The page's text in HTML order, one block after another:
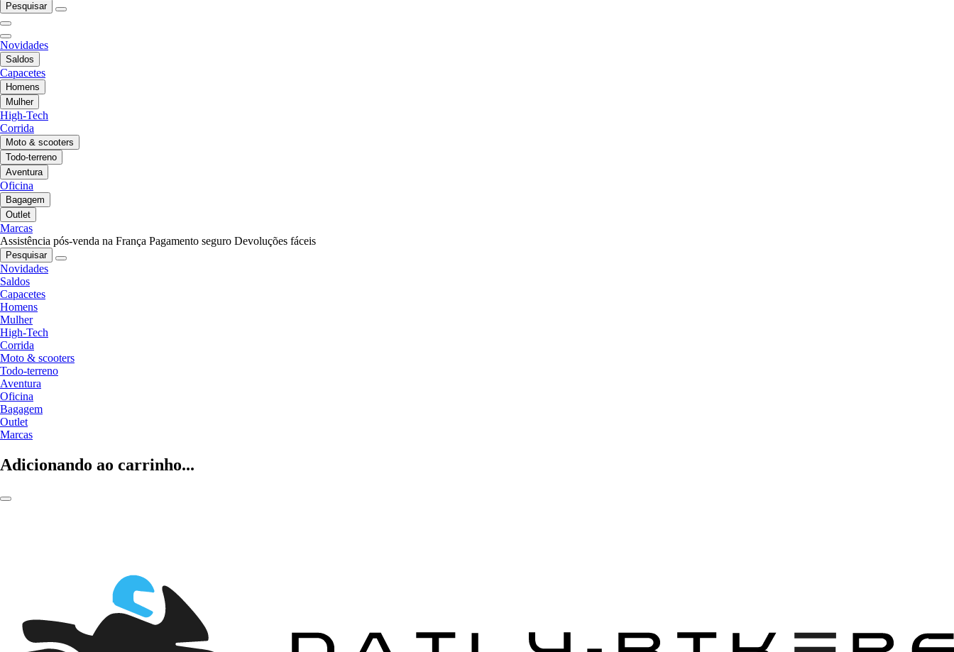
Pesquisar
Novidades
Saldos
Capacetes
Homens
Mulher
High-Tech
Corrida
Moto & scooters
Todo-terreno
Aventura
Oficina
Bagagem
Outlet
Marcas
Assistência pós-venda na França Pagamento seguro Devoluções fáceis
Pesquisar
Novidades
Saldos
Capacetes
Homens
Mulher
High-Tech
Corrida
Moto & scooters
Todo-terreno
Aventura
Oficina
Bagagem
Outlet
Marcas
Adicionando ao carrinho...